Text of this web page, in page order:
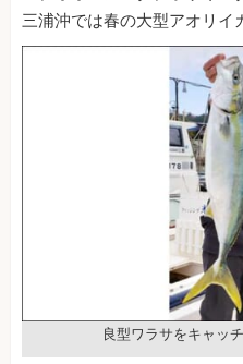
三浦沖では春の大型アオリイ
良型ワラサをキャッチ